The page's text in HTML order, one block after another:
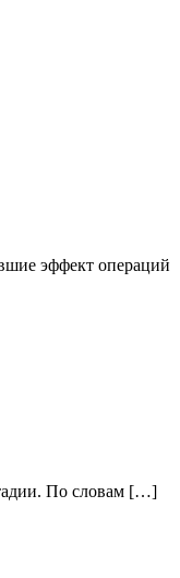
эффект операций
По словам […]